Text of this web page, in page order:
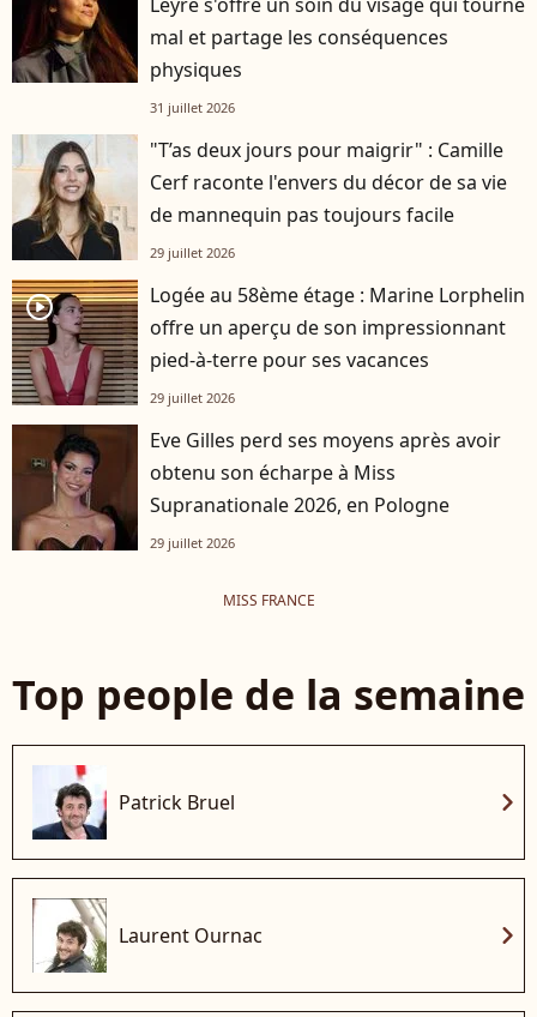
mal et partage les conséquences
physiques
31 juillet 2026
"T’as deux jours pour maigrir" : Camille
Cerf raconte l'envers du décor de sa vie
de mannequin pas toujours facile
29 juillet 2026
player2
Logée au 58ème étage : Marine Lorphelin
offre un aperçu de son impressionnant
pied-à-terre pour ses vacances
29 juillet 2026
Eve Gilles perd ses moyens après avoir
obtenu son écharpe à Miss
Supranationale 2026, en Pologne
29 juillet 2026
MISS FRANCE
Top people de la semaine
Patrick Bruel chevron_right
Laurent Ournac chevron_right